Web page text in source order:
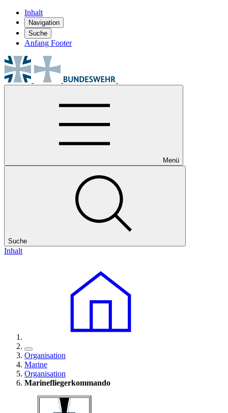
Inhalt
Navigation
Suche
Anfang Footer
Menü
Suche
Inhalt
Organisation
Marine
Organisation
Marinefliegerkommando